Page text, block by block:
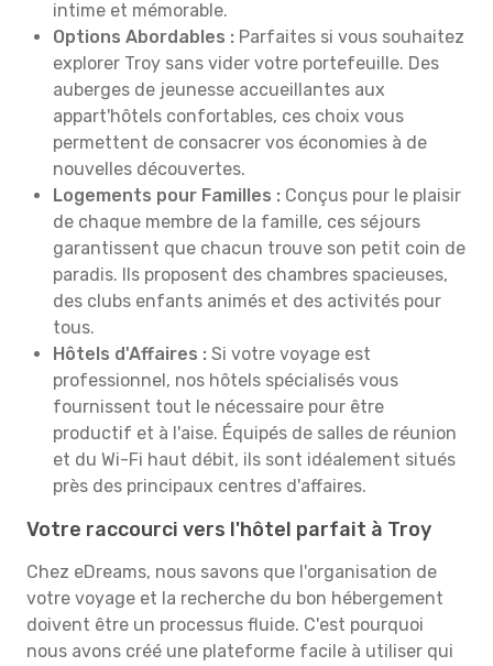
intime et mémorable.
Options Abordables : Parfaites si vous souhaitez
explorer Troy sans vider votre portefeuille. Des
auberges de jeunesse accueillantes aux
appart'hôtels confortables, ces choix vous
permettent de consacrer vos économies à de
nouvelles découvertes.
Logements pour Familles : Conçus pour le plaisir
de chaque membre de la famille, ces séjours
garantissent que chacun trouve son petit coin de
paradis. Ils proposent des chambres spacieuses,
des clubs enfants animés et des activités pour
tous.
Hôtels d'Affaires : Si votre voyage est
professionnel, nos hôtels spécialisés vous
fournissent tout le nécessaire pour être
productif et à l'aise. Équipés de salles de réunion
et du Wi-Fi haut débit, ils sont idéalement situés
près des principaux centres d'affaires.
Votre raccourci vers l'hôtel parfait à Troy
Chez eDreams, nous savons que l'organisation de
votre voyage et la recherche du bon hébergement
doivent être un processus fluide. C'est pourquoi
nous avons créé une plateforme facile à utiliser qui